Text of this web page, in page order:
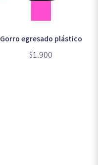
Gorro egresado plástico
$1.900